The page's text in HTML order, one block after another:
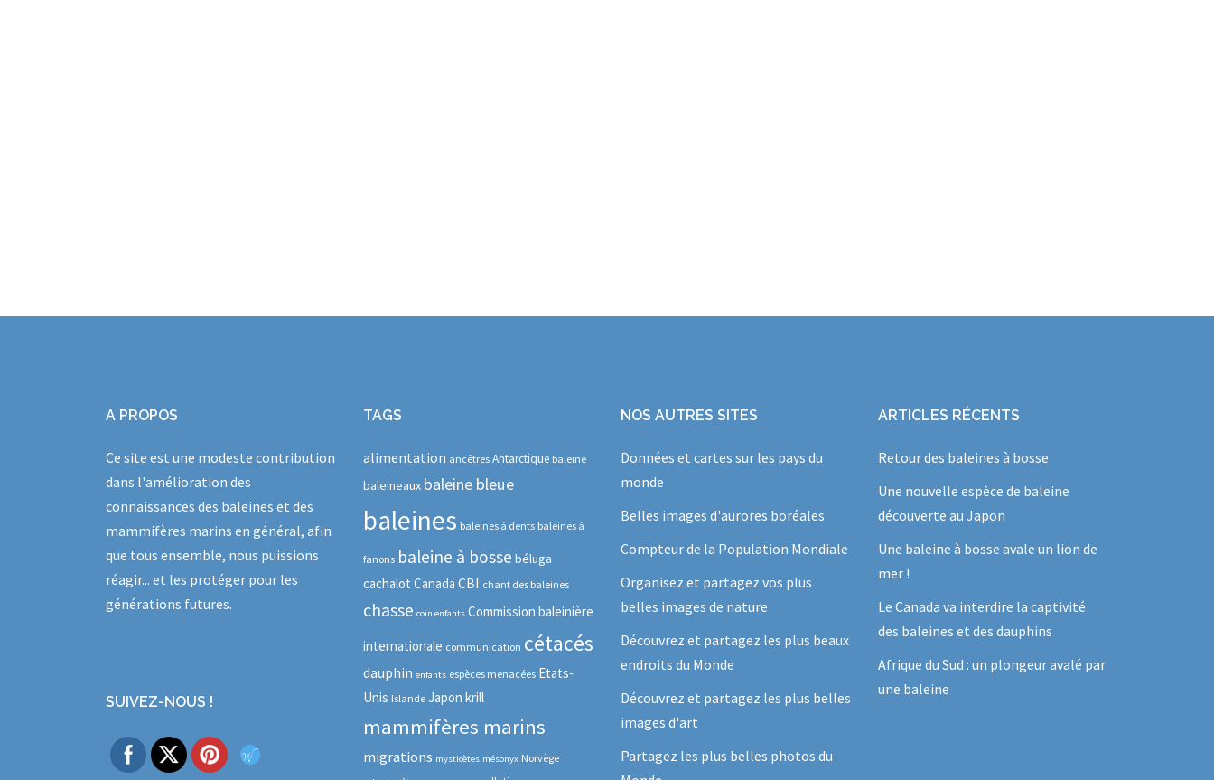
A PROPOS
Ce site est une modeste contribution
dans l'amélioration des
connaissances des baleines et des
mammifères marins en général, afin
que tous ensemble, nous puissions
réagir... et les protéger pour les
générations futures.
SUIVEZ-NOUS !
TAGS
alimentation ancêtres Antarctique baleine
baleineaux baleine bleue
baleines baleines à dents baleines à
fanons baleine à bosse béluga
cachalot Canada CBI chant des baleines
chasse coin enfants Commission baleinière
internationale communication cétacés
dauphin enfants espèces menacées Etats-
Unis Islande Japon krill
mammifères marins
migrations mysticètes mésonyx Norvège
NOS AUTRES SITES
Données et cartes sur les pays du
monde
Belles images d'aurores boréales
Compteur de la Population Mondiale
Organisez et partagez vos plus
belles images de nature
Découvrez et partagez les plus beaux
endroits du Monde
Découvrez et partagez les plus belles
images d'art
Partagez les plus belles photos du
ARTICLES RÉCENTS
Retour des baleines à bosse
Une nouvelle espèce de baleine
découverte au Japon
Une baleine à bosse avale un lion de
mer !
Le Canada va interdire la captivité
des baleines et des dauphins
Afrique du Sud : un plongeur avalé par
une baleine